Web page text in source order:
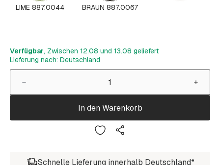
LIME 887.0044 BRAUN 887.0067
Verfügbar, Zwischen 12.08 und 13.08 geliefert
Lieferung nach: Deutschland
In den Warenkorb
Schnelle Lieferung innerhalb Deutschland*